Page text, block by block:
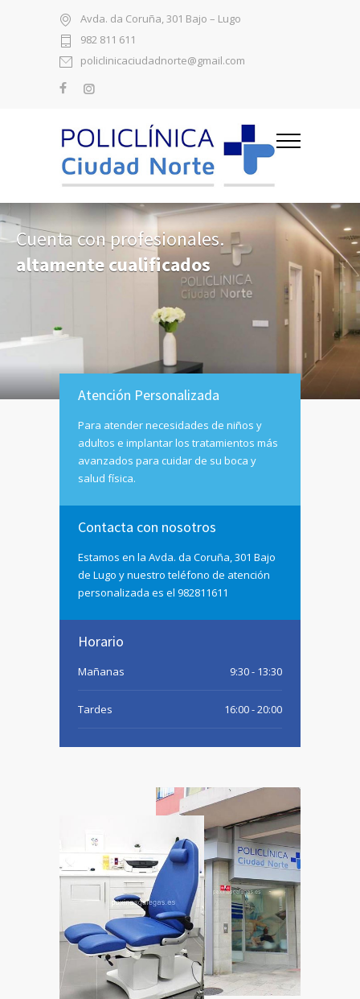
Avda. da Coruña, 301 Bajo – Lugo
982 811 611
policlinicaciudadnorte@gmail.com
altamente cualificados
Atención Personalizada
Para atender necesidades de niños y
adultos e implantar los tratamientos más
avanzados para cuidar de su boca y
salud física.
Contacta con nosotros
Estamos en la Avda. da Coruña, 301 Bajo
de Lugo y nuestro teléfono de atención
personalizada es el 982811611
Horario
Mañanas 9:30 - 13:30
Tardes 16:00 - 20:00